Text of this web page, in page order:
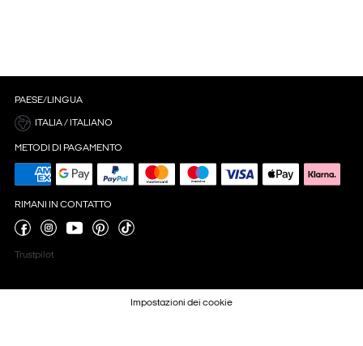
PAESE/LINGUA
ITALIA / ITALIANO
METODI DI PAGAMENTO
RIMANI IN CONTATTO
Trustpilot
Impostazioni dei cookie